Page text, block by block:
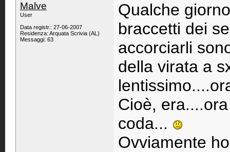
Malve
User
Data registr.: 27-06-2007
Residenza: Arquata Scrivia (AL)
Messaggi: 63
Qualche
braccetti dei
accorciarli
della virata a
Cioè,
coda...
Ovviamente